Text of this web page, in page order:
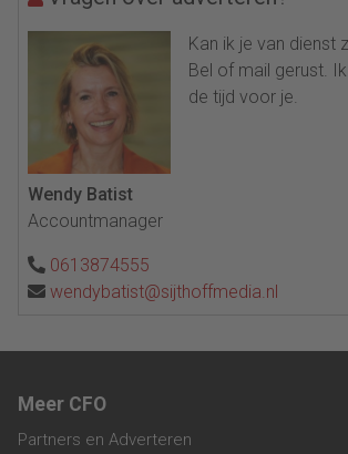
Kan ik je van dienst
Bel of mail gerust.
de tijd voor je.
Wendy Batist
Accountmanager
0613874555
wendybatist@sijthoffmedia.nl
Meer CFO
Partners en Adverteren